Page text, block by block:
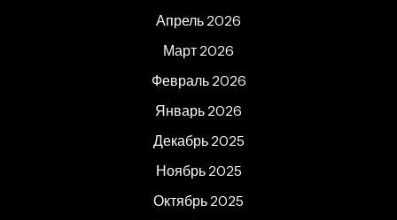
Апрель 2026
Март 2026
Февраль 2026
Январь 2026
Декабрь 2025
Ноябрь 2025
Октябрь 2025